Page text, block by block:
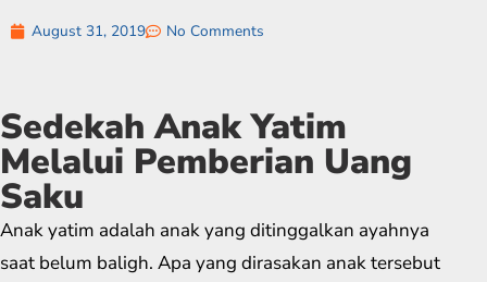
August 31, 2019 No Comments
Sedekah Anak Yatim
Melalui Pemberian Uang
Saku
Anak yatim adalah anak yang ditinggalkan ayahnya
saat belum baligh. Apa yang dirasakan anak tersebut